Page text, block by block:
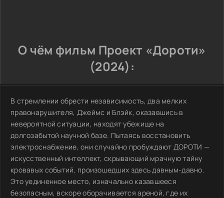
О чём фильм Проект «Дороти»
(2024):
В стремлении обрести независимость, два мелких
правонарушителя, Джеймс и Блэйк, оказавшись в
невероятной ситуации, находят убежище на
долгозабытой научной базе. Пытаясь восстановить
электроснабжение, они случайно пробуждают ДОРОТИ —
искусственный интеллект, скрывающий мрачную тайну
кровавых событий, произошедших здесь давным-давно.
Это уединенное место, изначально казавшееся
безопасным, вскоре оборачивается ареной, где их